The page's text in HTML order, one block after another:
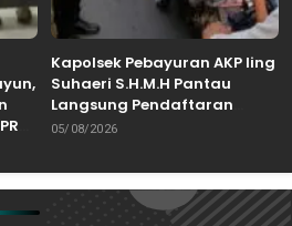
Kapolsek Pebayuran AKP Iing
Suhaeri S.H.M.H Pantau
Langsung Pendaftaran
Bakal Calon Kepala Desa di
05/08/2026